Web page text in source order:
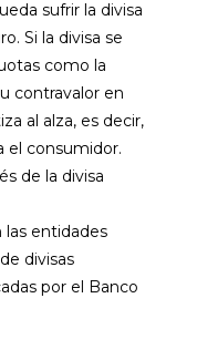
sufrir la divisa
Si la divisa se
como la
contravalor en
al alza, es decir,
el consumidor.
de la divisa
entidades
divisas
por el Banco